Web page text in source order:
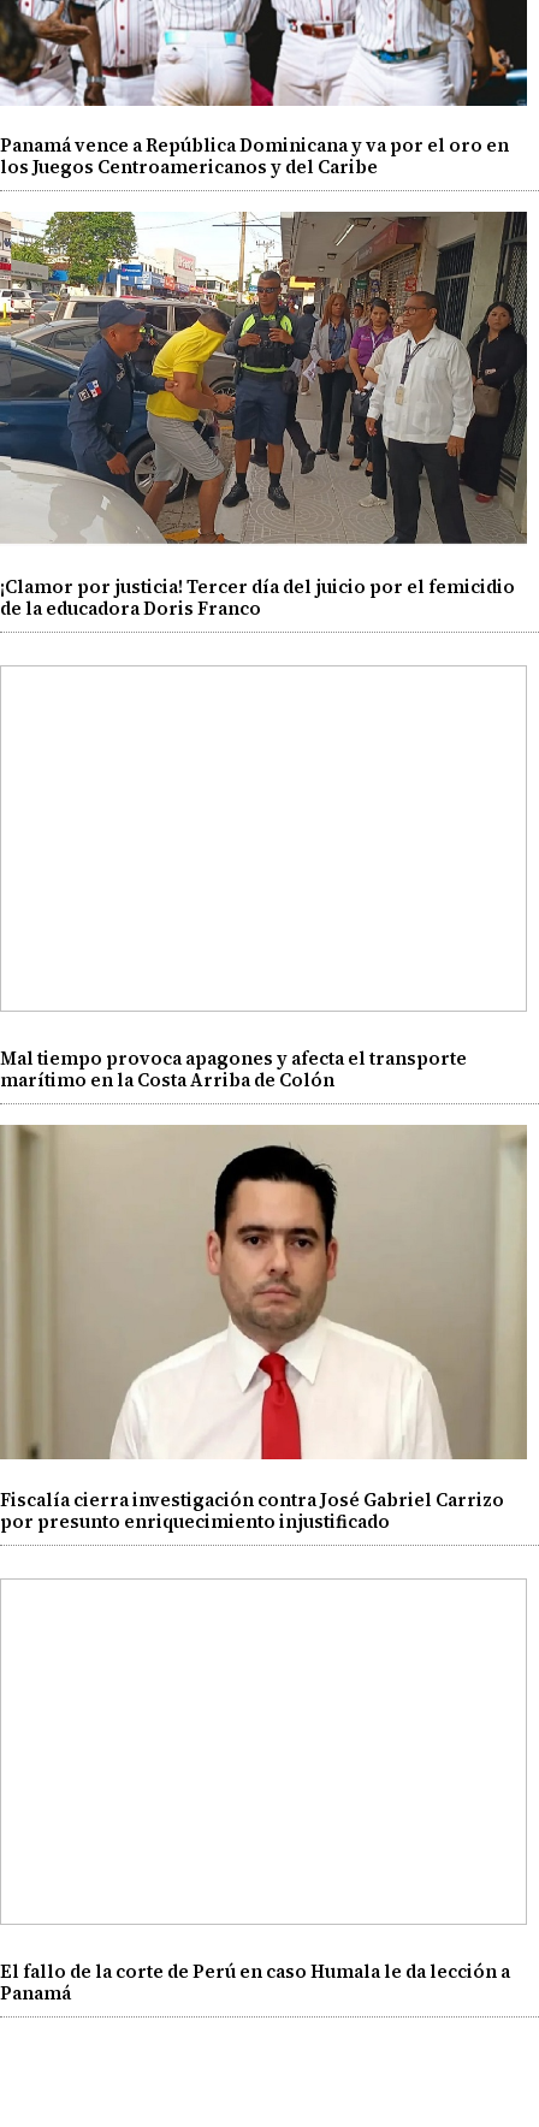
Panamá vence a República Dominicana y va por el oro en
los Juegos Centroamericanos y del Caribe
¡Clamor por justicia! Tercer día del juicio por el femicidio
de la educadora Doris Franco
Mal tiempo provoca apagones y afecta el transporte
marítimo en la Costa Arriba de Colón
Fiscalía cierra investigación contra José Gabriel Carrizo
por presunto enriquecimiento injustificado
El fallo de la corte de Perú en caso Humala le da lección a
Panamá